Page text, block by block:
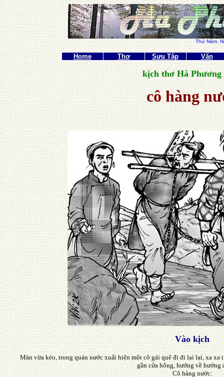
Thứ Năm,
Home Thơ Sưu Tập Văn
kịch thơ Hà Phương
cô hàng
Vào kịch
Màn vừa kéo, trong quán nước xuất hiện một cô gái quê đi đi lại lại, xa xa
gần cửa hông, hướng về hướng
Cô hàng nước: